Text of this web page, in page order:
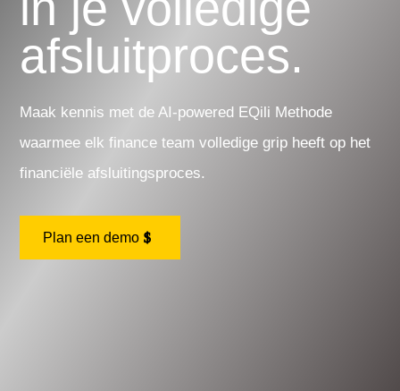
afsluitproces.
Maak kennis met de AI-powered EQili Methode
waarmee elk finance team volledige grip heeft op het
financiële afsluitingsproces.
Plan een demo